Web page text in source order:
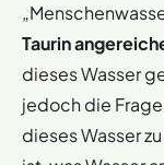
Taurin
dieses Wasser
jedoch die
dieses Wasser